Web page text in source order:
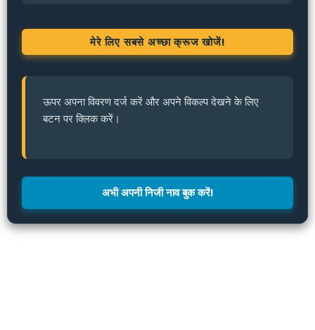
मेरे लिए सबसे अच्छा क्रूज खोजें!
ऊपर अपना विवरण दर्ज करें और अपने विकल्प देखने के लिए
बटन पर क्लिक करें।
अभी अपनी निजी नाव बुक करें!